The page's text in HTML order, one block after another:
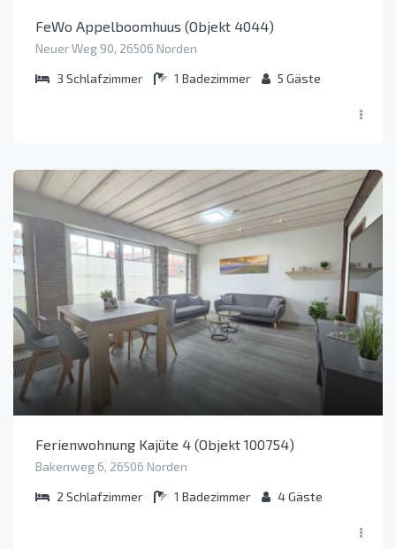
FeWo Appelboomhuus (Objekt 4044)
Neuer Weg 90, 26506 Norden
3 Schlafzimmer 1 Badezimmer 5 Gäste
Ferienwohnung Kajüte 4 (Objekt 100754)
Bakenweg 6, 26506 Norden
2 Schlafzimmer 1 Badezimmer 4Gäste